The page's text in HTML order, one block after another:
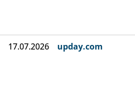
17.07.2026 upday.com